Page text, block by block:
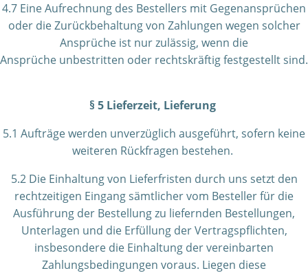
4.7 Eine Aufrechnung des Bestellers mit Gegenansprüchen
oder die Zurückbehaltung von Zahlungen wegen solcher
Ansprüche ist nur zulässig, wenn die
Ansprüche unbestritten oder rechtskräftig festgestellt sind.
§ 5 Lieferzeit, Lieferung
5.1 Aufträge werden unverzüglich ausgeführt, sofern keine
weiteren Rückfragen bestehen.
5.2 Die Einhaltung von Lieferfristen durch uns setzt den
rechtzeitigen Eingang sämtlicher vom Besteller für die
Ausführung der Bestellung zu liefernden Bestellungen,
Unterlagen und die Erfüllung der Vertragspflichten,
insbesondere die Einhaltung der vereinbarten
Zahlungsbedingungen voraus. Liegen diese